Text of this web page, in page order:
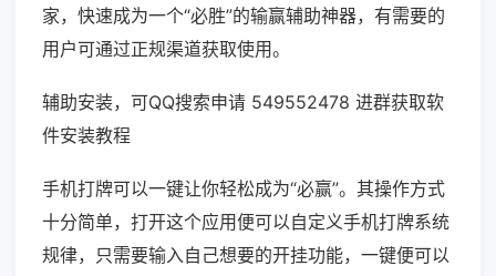
家，快速成为一个“必胜”的输赢辅助神器，有需要的
用户可通过正规渠道获取使用。
辅助安装，可QQ搜索申请 549552478 进群获取软
件安装教程
手机打牌可以一键让你轻松成为“必赢”。其操作方式
十分简单，打开这个应用便可以自定义手机打牌系统
规律，只需要输入自己想要的开挂功能，一键便可以